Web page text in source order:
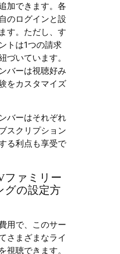
加できます。各
のログインと設
す。ただし、す
トは1つの請求
づいています。
バーは視聴好み
をカスタマイズ
バーはそれぞれ
スクリプション
る利点も享受で
ファミリー
グの設定方
用で、このサー
さまざまなライ
視聴できます。